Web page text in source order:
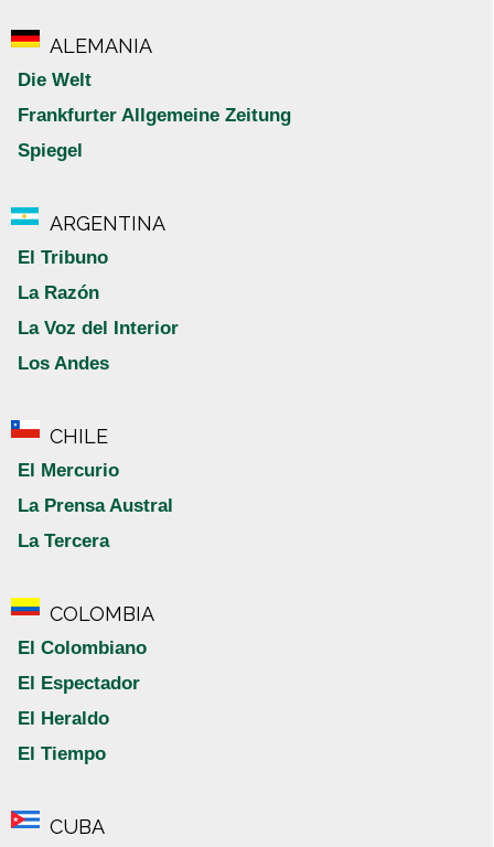
ALEMANIA
Die Welt
Frankfurter Allgemeine Zeitung
Spiegel
ARGENTINA
El Tribuno
La Razón
La Voz del Interior
Los Andes
CHILE
El Mercurio
La Prensa Austral
La Tercera
COLOMBIA
El Colombiano
El Espectador
El Heraldo
El Tiempo
CUBA